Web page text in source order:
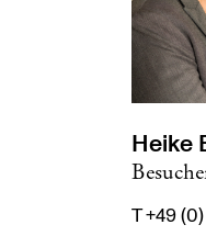
Heike
T +49